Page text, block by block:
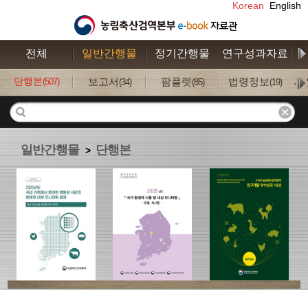
Korean English
전체 일반간행물 정기간행물 연구성과자료
단행본(507) 보고서 (34) 팜플렛 (85) 법령정보(19) 사
일반간행물 > 단행본